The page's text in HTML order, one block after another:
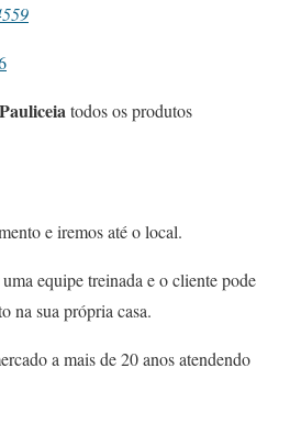
todos os produtos
e iremos até o local.
equipe treinada e o cliente pode
na sua própria casa.
a mais de 20 anos atendendo